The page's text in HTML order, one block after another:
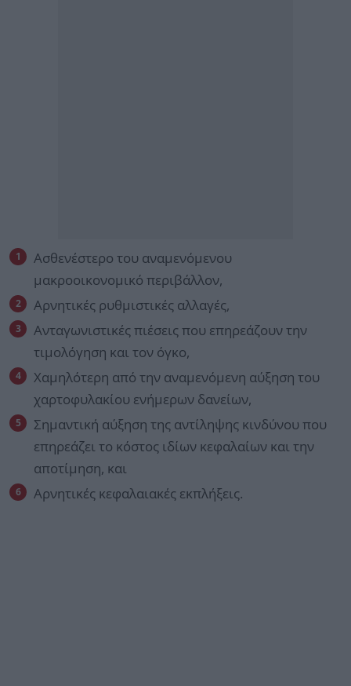
Ασθενέστερο του αναμενόμενου
μακροοικονομικό περιβάλλον,
Αρνητικές ρυθμιστικές αλλαγές,
Ανταγωνιστικές πιέσεις που επηρεάζουν την
τιμολόγηση και τον όγκο,
Χαμηλότερη από την αναμενόμενη αύξηση του
χαρτοφυλακίου ενήμερων δανείων,
Σημαντική αύξηση της αντίληψης κινδύνου που
επηρεάζει το κόστος ιδίων κεφαλαίων και την
αποτίμηση, και
Αρνητικές κεφαλαιακές εκπλήξεις.